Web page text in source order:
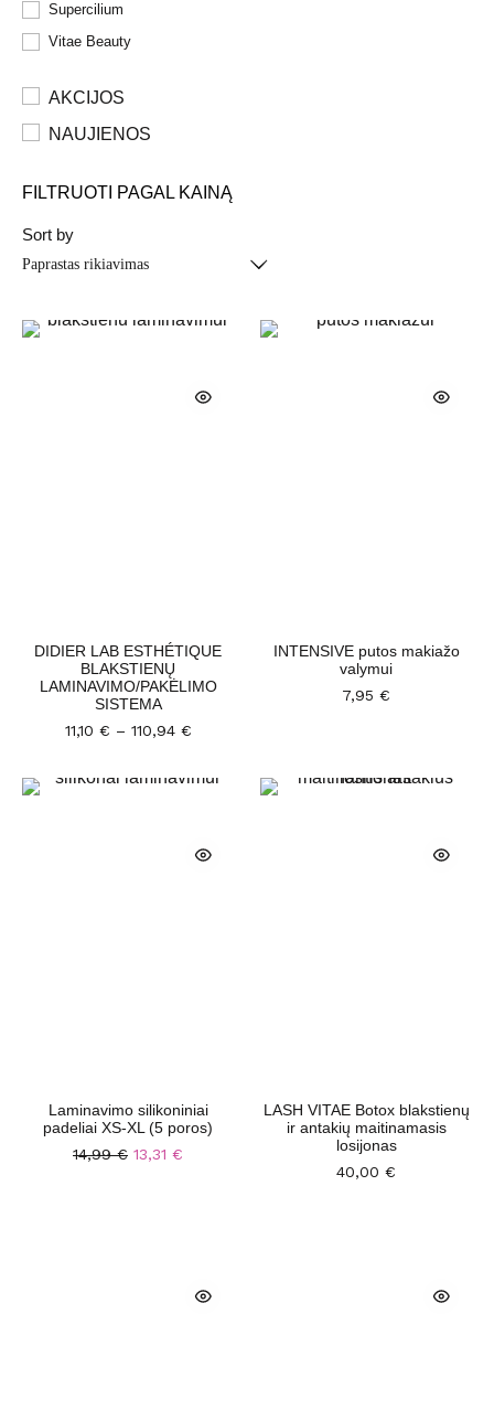
Supercilium
Vitae Beauty
AKCIJOS
NAUJIENOS
FILTRUOTI PAGAL KAINĄ
Sort by
DIDIER LAB ESTHÉTIQUE
BLAKSTIENŲ
LAMINAVIMO/PAKĖLIMO
SISTEMA
11,10 € – 110,94 €
INTENSIVE putos makiažo
valymui
7,95 €
Laminavimo silikoniniai
padeliai XS-XL (5 poros)
14,99€ 13,31 €
LASH VITAE Botox blakstienų
ir antakių maitinamasis
losijonas
40,00 €